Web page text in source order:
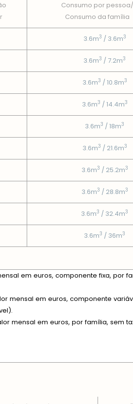
Consumo por pessoa/
Consumo da famí­lia
3.6m3 / 3.6m3
3.6m3 / 7.2m3
3.6m3 / 10.8m3
3.6m3 / 14.4m3
3.6m3 / 18m3
3.6m3 / 21.6m3
3.6m3 / 25.2m3
3.6m3 / 28.8m3
3.6m3 / 32.4m3
3.6m3 / 36m3
em euros, componente fixa, por
mensal em euros, componente
mensal em euros, por família, sem